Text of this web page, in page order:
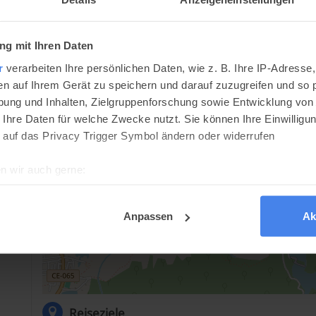
mit Ihren Daten
verarbeiten Ihre persönlichen Daten, wie z. B. Ihre IP-
auf Ihrem Gerät zu speichern und darauf zuzugreifen und so
und Inhalten, Zielgruppenforschung sowie Entwicklung
Daten für welche Zwecke nutzt. Sie können Ihre
das Privacy Trigger Symbol ändern oder widerrufen
wir auch gerne:
Ihre persönlichen Daten verarbeitet werden, und legen Sie
während andere nicht notwendig sind, jedoch helfen das
Anpassen
Maranguape - CE, 61950-000
Brasilien